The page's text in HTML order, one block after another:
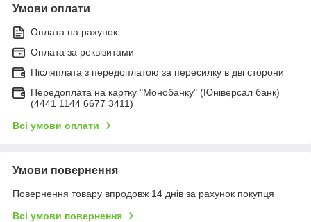
Умови оплати
Оплата на рахунок
Оплата за реквізитами
Післяплата з передоплатою за пересилку в дві сторони
Передоплата на картку "Монобанку" (Юніверсал банк)
(4441 1144 6677 3411)
Всі умови оплати
Умови повернення
Повернення товару впродовж 14 днів за рахунок покупця
Всі умови повернення